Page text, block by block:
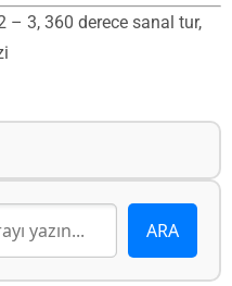
– 3, 360 derece sanal tur,